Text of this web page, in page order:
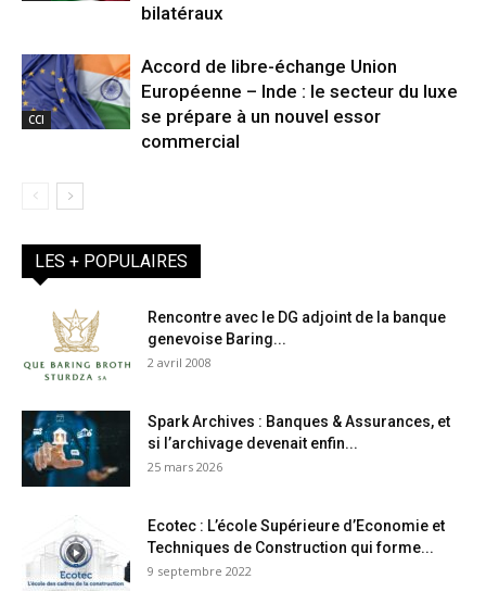
bilatéraux
CCI
Accord de libre-échange Union
Européenne – Inde : le secteur du luxe
se prépare à un nouvel essor
commercial
LES + POPULAIRES
Rencontre avec le DG adjoint de la banque
genevoise Baring...
2 avril 2008
Spark Archives : Banques & Assurances, et
si l’archivage devenait enfin...
25 mars 2026
Ecotec : L’école Supérieure d’Economie et
Techniques de Construction qui forme...
9 septembre 2022